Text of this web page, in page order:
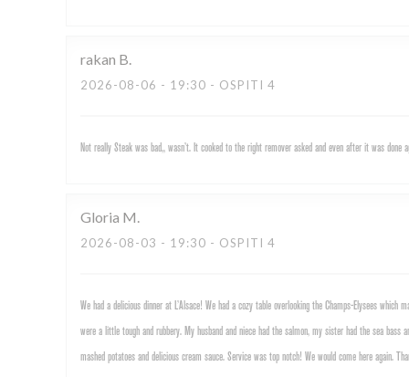
rakan B
2026-08-06 - 19:30 - OSPITI 4
Not really Steak was bad,, wasn’t. It cooked to the right remover asked and even after it was
Gloria M
2026-08-03 - 19:30 - OSPITI 4
We had a delicious dinner at L’Alsace! We had a cozy table overlooking the Champs-Elysees
were a little tough and rubbery. My husband and niece had the salmon, my sister had the sea
mashed potatoes and delicious cream sauce. Service was top notch! We would come here again.